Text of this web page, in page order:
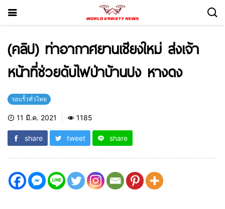
(คลิป) ท่าอากาศยานเชียงใหม่ ส่งเจ้า
หน้าที่ช่วยดับไฟป่าบ้านปง หางดง
รอบรั้วทั่วไทย
11 มี.ค. 2021 1185
share tweet share